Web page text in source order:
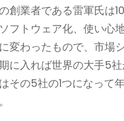
創業者である雷軍氏は
フトウェア化、使い心
変わったもので、市場
に入れば世界の大手5
その5社の1つになって